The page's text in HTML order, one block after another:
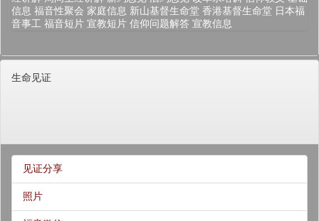
信息 福音性聚会 家庭信息 新山基督生命堂 香港基督生命堂 日本福
音事工 福音短片 宣教短片 信仰问题解答 宣教信息
生命见证
见证分享
照片